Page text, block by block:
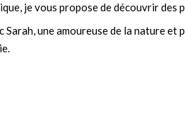
je vous propose de découvrir des
Sarah, une amoureuse de la nature